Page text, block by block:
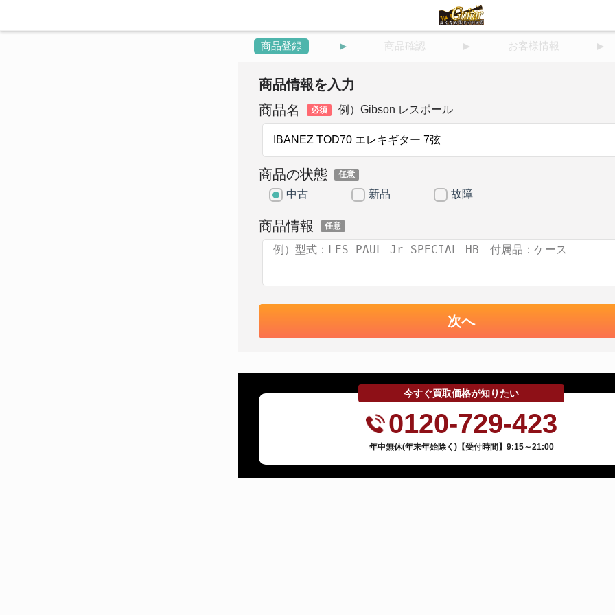
商品登録 商品確認 お客様情報
商品情報を入力
商品名
必須 例）Gibson レスポール
商品の状態 任意
中古 新品 故障
商品情報 任意
次へ
今すぐ買取価格が知りたい
0120-729-423
年中無休(年末年始除く)【受付時間】9:15～21:00